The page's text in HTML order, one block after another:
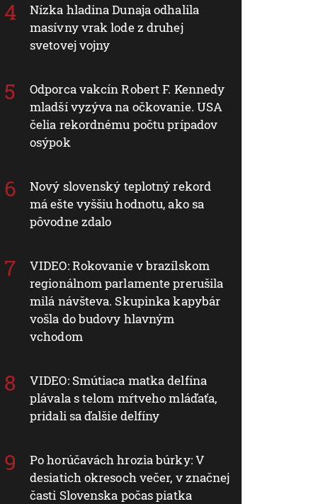
Nízka hladina Dunaja odhalila
masívny vrak lode z druhej
svetovej vojny
Odporca vakcín Robert F. Kennedy
mladší vyzýva na očkovanie. USA
čelia rekordnému počtu prípadov
osýpok
Nový slovenský teplotný rekord
má ešte vyššiu hodnotu, ako sa
pôvodne zdalo
VIDEO: Rokovanie v brazílskom
regionálnom parlamente prerušila
milá návšteva. Skupinka kapybár
vošla do budovy hlavným
vchodom
VIDEO: Smútiaca matka delfína
plávala s telom mŕtveho mláďaťa,
pridali sa ďalšie delfíny
Po horúčavách hrozia búrky: V
desiatich okresoch večer, v značnej
časti Slovenska počas piatka